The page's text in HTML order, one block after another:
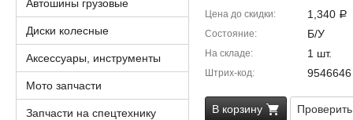
Цена до скидки 1,340 Р
Состояние Б/У
На складе 1 шт.
Штрих-код 9546646
В корзину
Автошины грузовые
Диски колесные
Аксессуары, инструменты
Мото запчасти
Запчасти на спецтехнику